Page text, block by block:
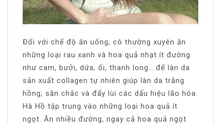
Đối với chế độ ăn uống, cô thường xuyên ăn
những loại rau xanh và hoa quả nhạt ít đường
như cam, bưởi, dứa, ổi, thanh long… để làn da
sản xuất collagen tự nhiên giúp làn da trắng
hồng, săn chắc và đẩy lùi các dấu hiệu lão hóa.
Hà Hồ tập trung vào những loại hoa quả ít
ngọt. Ăn nhiều đường, ngay cả hoa quả ngọt